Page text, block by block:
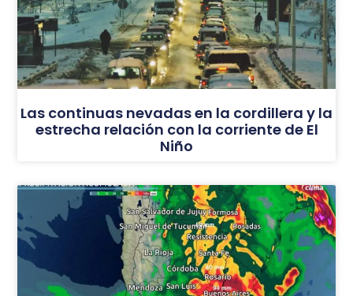
Las continuas nevadas en la cordillera y la
estrecha relación con la corriente de El
Niño